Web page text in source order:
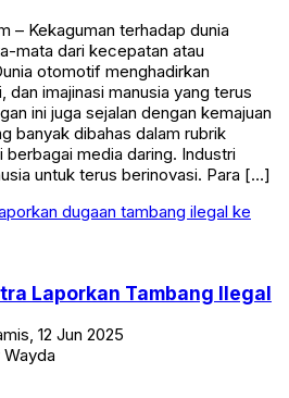
– Kekaguman terhadap dunia
mata dari kecepatan atau
otomotif menghadirkan
imajinasi manusia yang terus
ini juga sejalan dengan kemajuan
banyak dibahas dalam rubrik
media daring. Industri
untuk terus berinovasi. Para […]
Laporkan Tambang Ilegal
12 Jun 2025